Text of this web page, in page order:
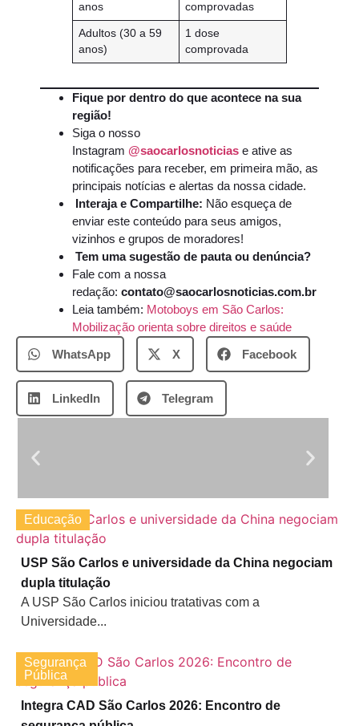
anos
comprovadas
Adultos (30 a 59
anos)
1 dose
comprovada
Fique por dentro do que acontece na sua
região!
Siga o nosso
Instagram @saocarlosnoticias e ative as
notificações para receber, em primeira mão, as
principais notícias e alertas da nossa cidade.
Interaja e Compartilhe: Não esqueça de
enviar este conteúdo para seus amigos,
vizinhos e grupos de moradores!
Tem uma sugestão de pauta ou denúncia?
Fale com a nossa
redação: contato@saocarlosnoticias.com.br
Leia também: Motoboys em São Carlos:
Mobilização orienta sobre direitos e saúde
WhatsApp
X Facebook
LinkedIn Telegram
Educação
USP São Carlos e universidade da China negociam
dupla titulação
A USP São Carlos iniciou tratativas com a
Universidade...
Segurança
Pública
Integra CAD São Carlos 2026: Encontro de